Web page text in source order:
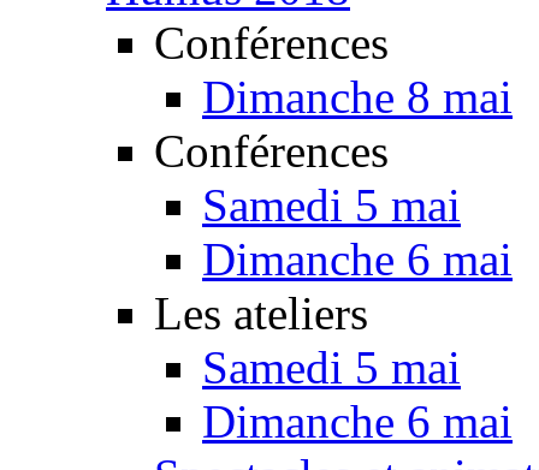
Conférences
Dimanche 8 mai
Conférences
Samedi 5 mai
Dimanche 6 mai
Les ateliers
Samedi 5 mai
Dimanche 6 mai